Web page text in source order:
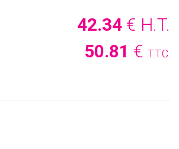
42.34 € H.T.
50.81 € T.T.C.